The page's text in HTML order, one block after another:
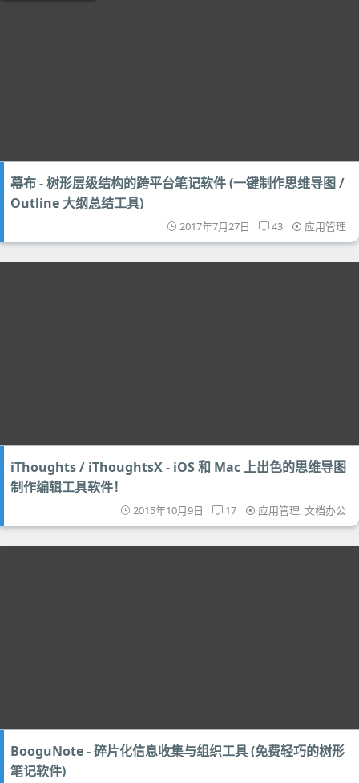
幕布 - 树形层级结构的跨平台笔记软件 (一键制作思维导图 /
Outline 大纲总结工具)
2017年7月27日 43 应用管理
iThoughts / iThoughtsX - iOS 和 Mac 上出色的思维导图
制作编辑工具软件！
2015年10月9日 17 应用管理,文档办公
BooguNote - 碎片化信息收集与组织工具 (免费轻巧的树形
笔记软件)